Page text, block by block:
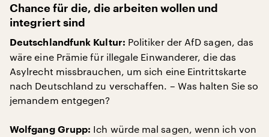
Chance für die, die arbeiten wollen und
integriert sind
Deutschlandfunk Kultur: Politiker der AfD sagen, das
wäre eine Prämie für illegale Einwanderer, die das
Asylrecht missbrauchen, um sich eine Eintrittskarte
nach Deutschland zu verschaffen. – Was halten Sie so
jemandem entgegen?
Wolfgang Grupp: Ich würde mal sagen, wenn ich von